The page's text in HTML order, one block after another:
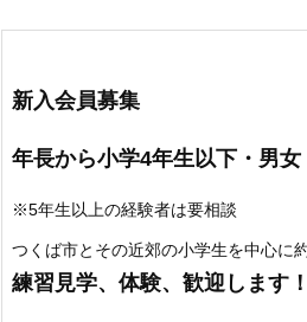
新入会員募集
年長から小学4年生以下・男女
※5年生以上の経験者は要相談
つくば市とその近郊の小学生を中心に
練習見学、体験、歓迎します！